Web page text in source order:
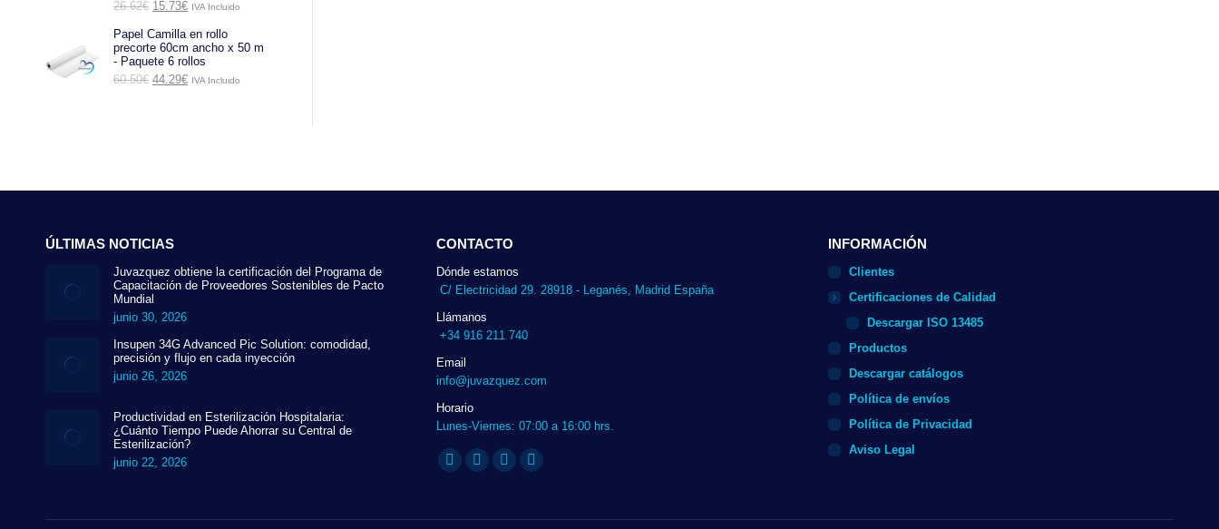
26.62€ El
original
era:
26.62€.
15.73€El
actual
es:
15.73€.
IVA Incluido
Papel Camilla en rollo
precorte 60cm ancho x 50 m
- Paquete 6 rollos
60.50€ El
44.29€ElIVA Incluido
ÚLTIMAS NOTICIAS
Juvazquez obtiene la certificación del Programa de
Capacitación de Proveedores Sostenibles de Pacto
Mundial
junio 30, 2026
Insupen 34G Advanced Pic Solution: comodidad,
precisión y flujo en cada inyección
junio 26, 2026
Productividad en Esterilización Hospitalaria:
¿Cuánto Tiempo Puede Ahorrar su Central de
Esterilización?
junio 22, 2026
CONTACTO
Dónde estamos
C/ Electricidad 29. 28918 - Leganés, Madrid España
Llámanos
+34 916 211 740
Email
info@juvazquez.com
Horario
Lunes-Viernes: 07:00 a 16:00 hrs.
Encuéntranos en:
Twitter
opens
Linkedin
opens
Instagram
opens
Whatsapp
opens
INFORMACIÓN
Clientes
Certificaciones de Calidad
Descargar ISO 13485
Productos
Descargar catálogos
Política de envíos
Política de Privacidad
Aviso Legal